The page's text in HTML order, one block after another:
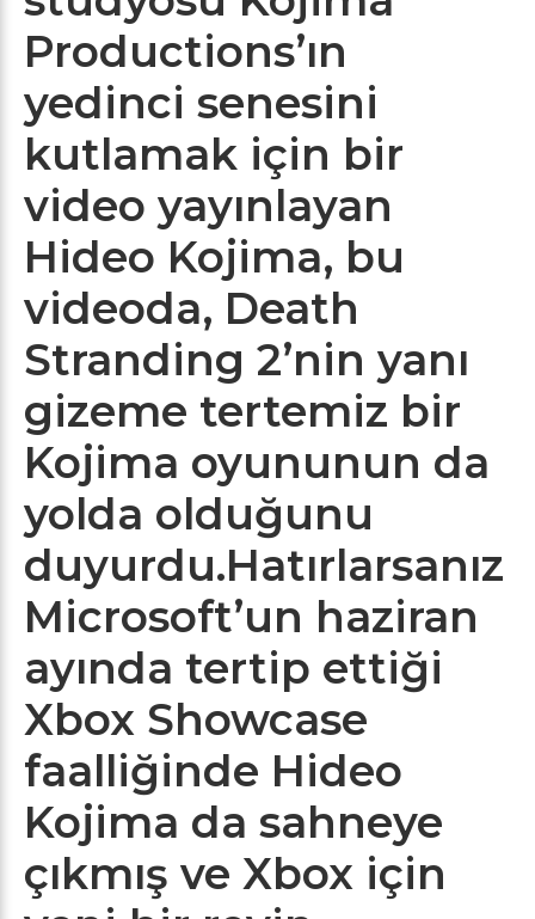
Productions’ın
yedinci senesini
kutlamak için bir
video yayınlayan
Hideo Kojima, bu
videoda, Death
Stranding 2’nin yanı
gizeme tertemiz bir
Kojima oyununun da
yolda olduğunu
duyurdu.Hatırlarsanız
Microsoft’un haziran
ayında tertip ettiği
Xbox Showcase
faalliğinde Hideo
Kojima da sahneye
çıkmış ve Xbox için